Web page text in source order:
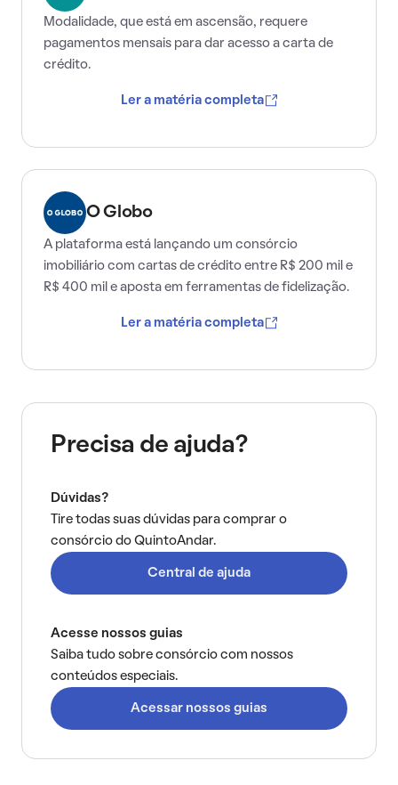
Modalidade, que está em ascensão, requere
pagamentos mensais para dar acesso a carta de
crédito.
Ler a matéria completa
O Globo
A plataforma está lançando um consórcio
imobiliário com cartas de crédito entre R$ 200 mil e
R$ 400 mil e aposta em ferramentas de fidelização.
Ler a matéria completa
Precisa de ajuda?
Dúvidas?
Tire todas suas dúvidas para comprar o
consórcio do QuintoAndar.
Central de ajuda
Acesse nossos guias
Saiba tudo sobre consórcio com nossos
conteúdos especiais.
Acessar nossos guias